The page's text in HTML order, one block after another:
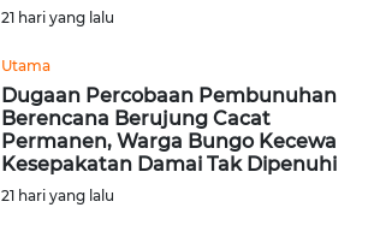
21 hari yang lalu
Utama
Dugaan Percobaan Pembunuhan
Berencana Berujung Cacat
Permanen, Warga Bungo Kecewa
Kesepakatan Damai Tak Dipenuhi
21 hari yang lalu